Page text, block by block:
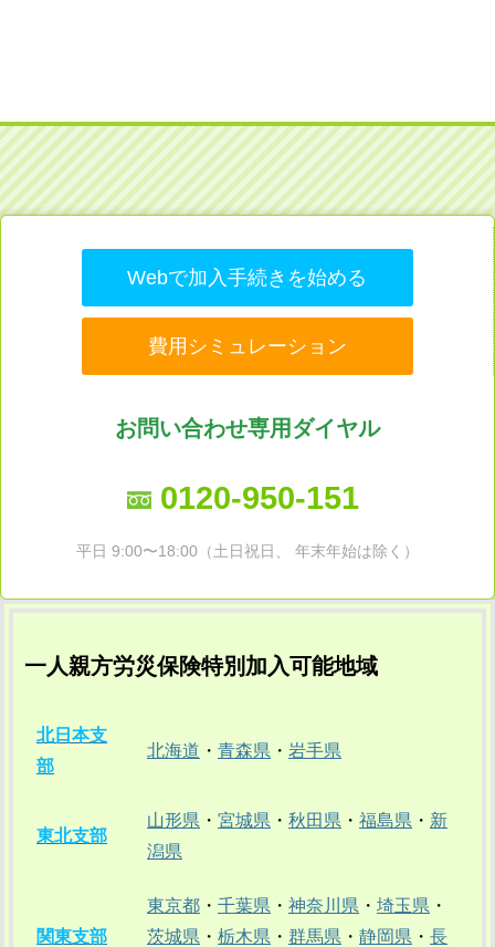
Webで加入手続きを始める
費用シミュレーション
お問い合わせ専用ダイヤル
0120-950-151
平日 9:00〜18:00（土日祝日、 年末年始は除く）
一人親方労災保険特別加入可能地域
北日本支
部
北海道 ・ 青森県 ・ 岩手県
東北支部
山形県 ・ 宮城県 ・ 秋田県 ・ 福島県 ・ 新
潟県
関東支部
東京都 ・ 千葉県 ・ 神奈川県 ・ 埼玉県 ・
茨城県 ・ 栃木県 ・ 群馬県 ・ 静岡県 ・ 長